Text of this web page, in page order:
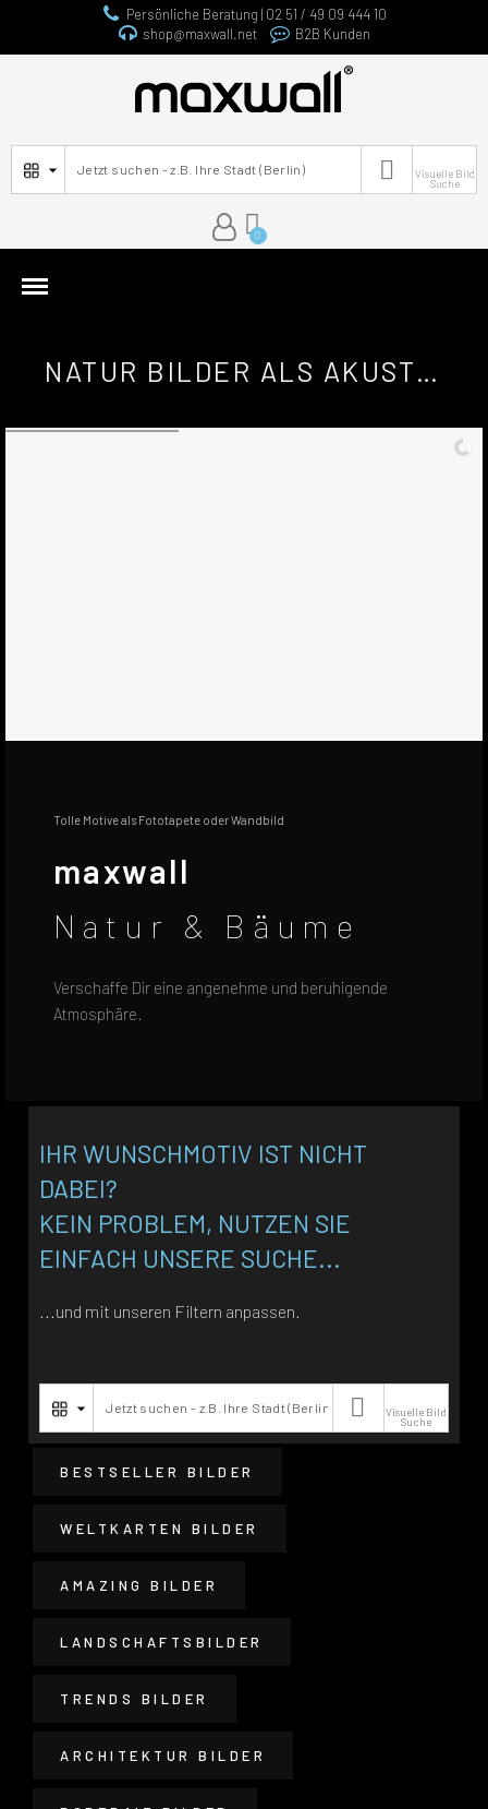
Persönliche Beratung | 02 51 / 49 09 444 10
shop@maxwall.net
B2B Kunden
Visuelle Bild
Suche

NATUR BILDER ALS AKUSTIKBILDER BASIC
Tolle Motive als Fototapete oder Wandbild
maxwall
Natur & Bäume
Verschaffe Dir eine angenehme und beruhigende
Atmosphäre.
IHR WUNSCHMOTIV IST NICHT
DABEI?
KEIN PROBLEM, NUTZEN SIE
EINFACH UNSERE SUCHE...
...und mit unseren Filtern anpassen.
Visuelle Bild
Suche

BESTSELLER BILDER
WELTKARTEN BILDER
AMAZING BILDER
LANDSCHAFTSBILDER
TRENDS BILDER
ARCHITEKTUR BILDER